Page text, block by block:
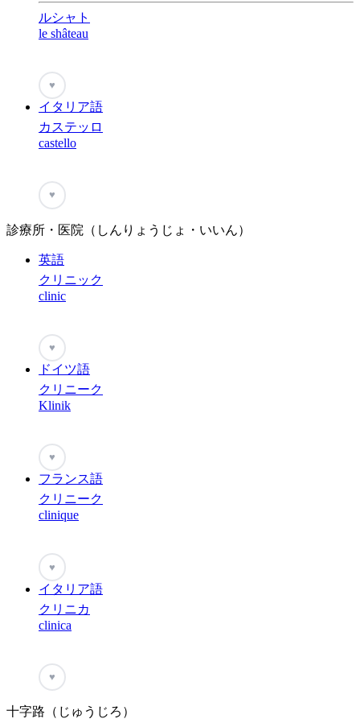
ルシャト
le shâteau
♥
イタリア語
カステッロ
castello
♥
診療所・医院（しんりょうじょ・いいん）
英語
クリニック
clinic
♥
ドイツ語
クリニーク
Klinik
♥
フランス語
クリニーク
clinique
♥
イタリア語
クリニカ
clinica
♥
十字路（じゅうじろ）